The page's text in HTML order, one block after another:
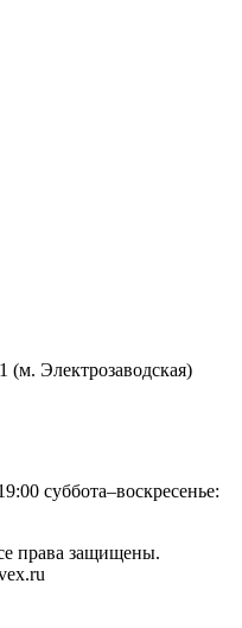
(м. Электрозаводская)
суббота–воскресенье:
права защищены.